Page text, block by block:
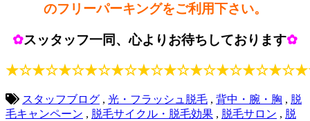
のフリーパーキングをご利用下さい。
✿スッタッフ一同、心よりお待ちしております✿
スタッフブログ , 光・フラッシュ脱毛 , 背中・腕・胸 , 脱
毛キャンペーン , 脱毛サイクル・脱毛効果 , 脱毛サロン , 脱